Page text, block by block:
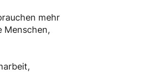
mehr
Menschen,